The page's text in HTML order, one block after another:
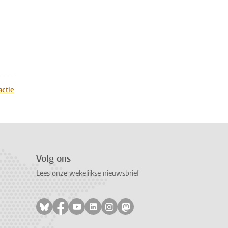
Volg ons
Lees onze wekelijkse nieuwsbrief
Volg ons op bluesky
Volg ons op facebook
Volg ons op youtube
Volg ons op linkedin
Volg ons op instagram
Volg ons op mastodon